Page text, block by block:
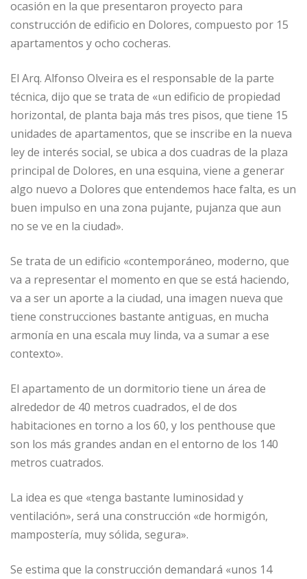
ocasión en la que presentaron proyecto para
construcción de edificio en Dolores, compuesto por 15
apartamentos y ocho cocheras.
El Arq. Alfonso Olveira es el responsable de la parte
técnica, dijo que se trata de «un edificio de propiedad
horizontal, de planta baja más tres pisos, que tiene 15
unidades de apartamentos, que se inscribe en la nueva
ley de interés social, se ubica a dos cuadras de la plaza
principal de Dolores, en una esquina, viene a generar
algo nuevo a Dolores que entendemos hace falta, es un
buen impulso en una zona pujante, pujanza que aun
no se ve en la ciudad».
Se trata de un edificio «contemporáneo, moderno, que
va a representar el momento en que se está haciendo,
va a ser un aporte a la ciudad, una imagen nueva que
tiene construcciones bastante antiguas, en mucha
armonía en una escala muy linda, va a sumar a ese
contexto».
El apartamento de un dormitorio tiene un área de
alrededor de 40 metros cuadrados, el de dos
habitaciones en torno a los 60, y los penthouse que
son los más grandes andan en el entorno de los 140
metros cuatrados.
La idea es que «tenga bastante luminosidad y
ventilación», será una construcción «de hormigón,
mampostería, muy sólida, segura».
Se estima que la construcción demandará «unos 14